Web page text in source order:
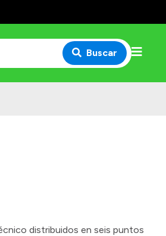
Buscar
distribuidos en seis puntos